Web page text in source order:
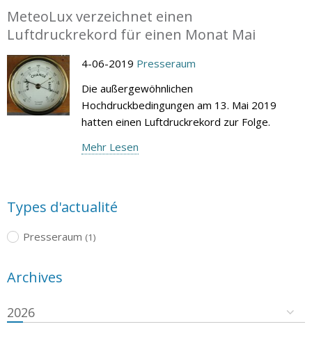
MeteoLux verzeichnet einen
Luftdruckrekord für einen Monat Mai
4-06-2019 Presseraum
Die außergewöhnlichen
Hochdruckbedingungen am 13. Mai 2019
hatten einen Luftdruckrekord zur Folge.
Mehr Lesen
Types d'actualité
Presseraum (1)
Archives
2026